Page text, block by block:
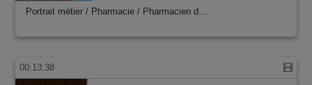
Portrait métier / Pharmacie / Pharmacien d…
00:13:38